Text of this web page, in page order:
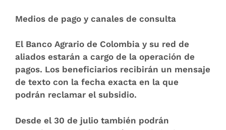
Medios de pago y canales de consulta
El Banco Agrario de Colombia y su red de
aliados estarán a cargo de la operación de
pagos. Los beneficiarios recibirán un mensaje
de texto con la fecha exacta en la que
podrán reclamar el subsidio.
Desde el 30 de julio también podrán